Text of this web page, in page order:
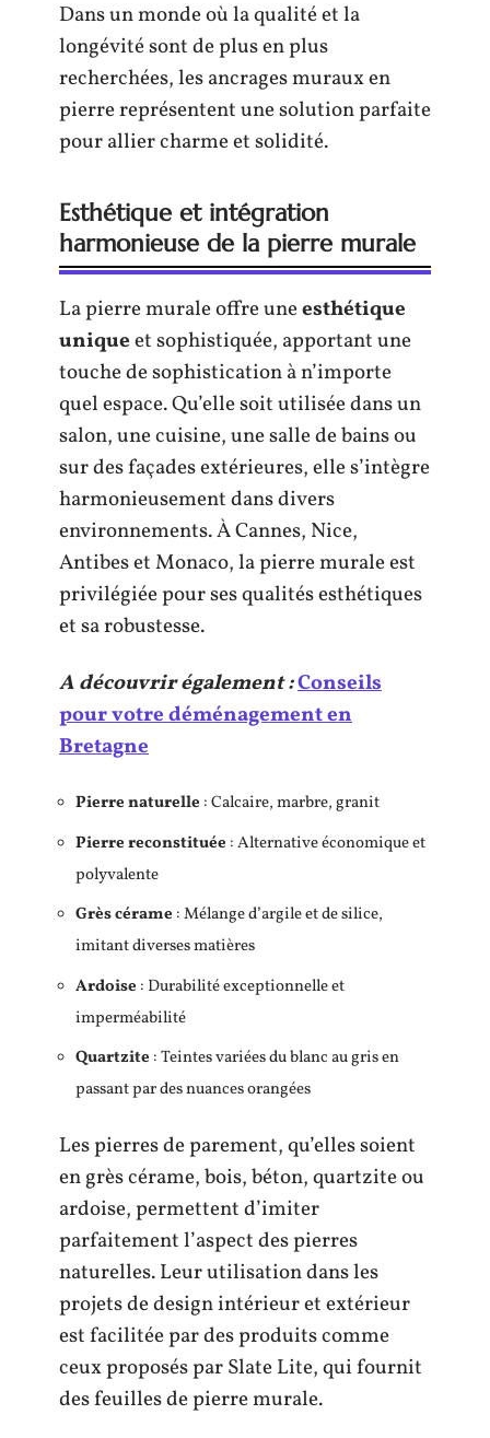
Dans un monde où la qualité et la
longévité sont de plus en plus
recherchées, les ancrages muraux en
pierre représentent une solution parfaite
pour allier charme et solidité.
Esthétique et intégration
harmonieuse de la pierre murale
La pierre murale offre uneesthétique
uniqueet sophistiquée, apportant une
touche de sophistication à n’importe
quel espace. Qu’elle soit utilisée dans un
salon, une cuisine, une salle de bains ou
sur des façades extérieures, elle s’intègre
harmonieusement dans divers
environnements. À Cannes, Nice,
Antibes et Monaco, la pierre murale est
privilégiée pour ses qualités esthétiques
et sa robustesse.
A découvrir également :Conseils
pour votre déménagement en
Bretagne
Pierre naturelle : Calcaire, marbre, granit
Pierre reconstituée : Alternative économique et
polyvalente
Grès cérame : Mélange d’argile et de silice,
imitant diverses matières
Ardoise : Durabilité exceptionnelle et
imperméabilité
Quartzite : Teintes variées du blanc au gris en
passant par des nuances orangées
Les pierres de parement, qu’elles soient
en grès cérame, bois, béton, quartzite ou
ardoise, permettent d’imiter
parfaitement l’aspect des pierres
naturelles. Leur utilisation dans les
projets de design intérieur et extérieur
est facilitée par des produits comme
ceux proposés par Slate Lite, qui fournit
des feuilles de pierre murale.